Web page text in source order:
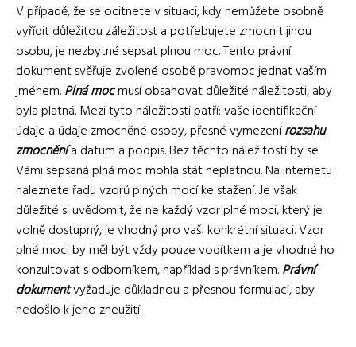
V případě, že se ocitnete v situaci, kdy nemůžete osobně
vyřídit důležitou záležitost a potřebujete zmocnit jinou
osobu, je nezbytné sepsat plnou moc. Tento právní
dokument svěřuje zvolené osobě pravomoc jednat vaším
jménem.Plná mocmusí obsahovat důležité náležitosti, aby
byla platná. Mezi tyto náležitosti patří: vaše identifikační
údaje a údaje zmocněné osoby, přesné vymezenírozsahu
zmocněnía datum a podpis. Bez těchto náležitostí by se
Vámi sepsaná plná moc mohla stát neplatnou. Na internetu
naleznete řadu vzorů plných mocí ke stažení. Je však
důležité si uvědomit, že ne každý vzor plné moci, který je
volně dostupný, je vhodný pro vaši konkrétní situaci. Vzor
plné moci by měl být vždy pouze vodítkem a je vhodné ho
konzultovat s odborníkem, například s právníkem.Právní
dokumentvyžaduje důkladnou a přesnou formulaci, aby
nedošlo k jeho zneužití.